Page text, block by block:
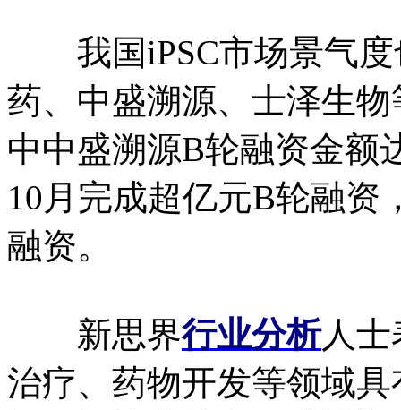
我国iPSC市场景气度
药、中盛溯源、士泽生
中中盛溯源B轮融资金额
10月完成超亿元B轮融资
融资。
新思界行业分析人士
治疗、药物开发等领域